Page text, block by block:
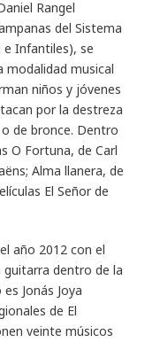
Rangel
del Sistema
e Infantiles), se
modalidad musical
niños y jóvenes
por la destreza
de bronce. Dentro
O Fortuna, de Carl
Alma llanera, de
El Señor de
año 2012 con el
dentro de la
Jonás Joya
de El
veinte músicos